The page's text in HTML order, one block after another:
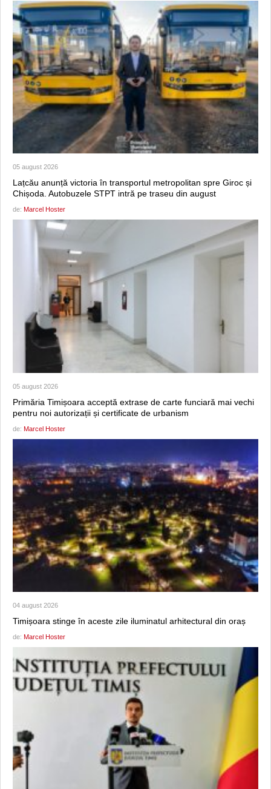
05 august 2026
Lațcău anunță victoria în transportul metropolitan spre Giroc și
Chișoda. Autobuzele STPT intră pe traseu din august
de: Marcel Hoster
05 august 2026
Primăria Timișoara acceptă extrase de carte funciară mai vechi
pentru noi autorizații și certificate de urbanism
de: Marcel Hoster
04 august 2026
Timișoara stinge în aceste zile iluminatul arhitectural din oraș
de: Marcel Hoster